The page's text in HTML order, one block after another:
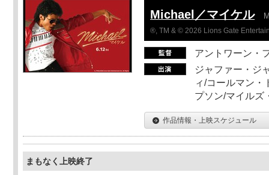
Michael／マイケル
®, TM & © 2026 Lions Gate
アントワーン・
ジャファー・ジ
ィ/コールマン・
プソン/マイルズ
作品情報・上映スケジュール
まもなく上映終了